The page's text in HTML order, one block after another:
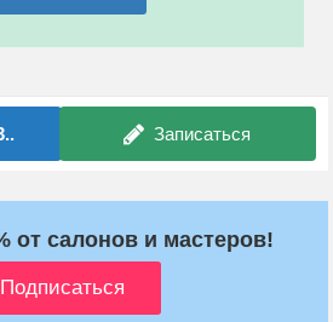
Записаться
от салонов и мастеров!